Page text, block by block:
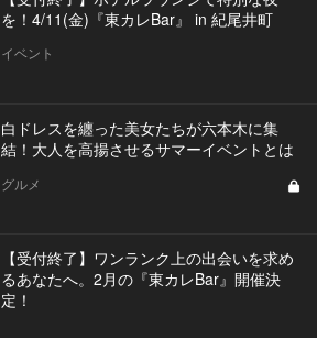
を！4/11(金)『東カレBar』 in 紀尾井町
イベント
白ドレスを纏った美女たちが六本木に集
結！大人を高揚させるサマーイベントとは
グルメ
【受付終了】ワンランク上の出会いを求め
るあなたへ。2月の『東カレBar』開催決
定！